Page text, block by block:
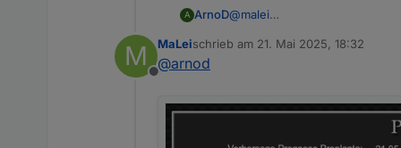
Hast du die View
A ArnoD@malei
Kannst du mal bitte einen
M
Offline
MaLeischrieb am 21. Mai 2025, 18:32
zuletzt editiert von
@arnod